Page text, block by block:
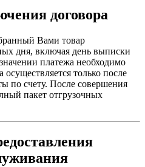
договора
Вами товар
дня, включая день выписки
платежа необходимо
осуществляется только после
по счету. После совершения
пакет отгрузочных